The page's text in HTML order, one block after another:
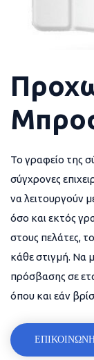
Το γραφείο της
σύγχρονες
να λειτουργούν
όσο και εκτός
στους πελάτες,
κάθε στιγμή. Να
πρόσβασης σε
όπου και εάν